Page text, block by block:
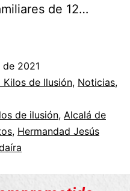
de 12…
de 2021
Kilos de Ilusión, Noticias,
de ilusión, Alcalá de
, Hermandad Jesús